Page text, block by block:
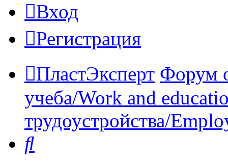
Вход
Регистрация
ПластЭксперт Форум
учеба/Work and
трудоустройства/